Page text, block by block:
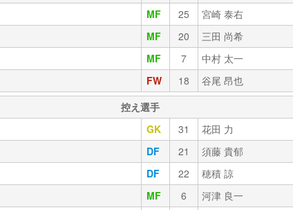
MF 25
宮崎 泰右
MF 20
三田 尚希
MF 7
中村 太一
FW 18
谷尾 昂也
控え選手
GK 31
花田 力
DF 21
須藤 貴郁
DF 22
穂積 諒
MF 6
河津 良一